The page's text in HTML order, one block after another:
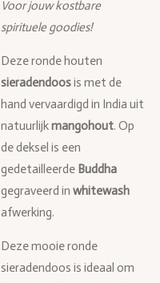
Voor jouw kostbare
spirituele goodies!
Deze ronde houten
sieradendoosis met de
hand vervaardigd in India uit
natuurlijkmangohout. Op
de deksel is een
gedetailleerde Buddha
gegraveerd in whitewash
afwerking.
Deze mooie ronde
sieradendoos is ideaal om